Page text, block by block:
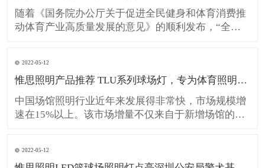
上。把握机遇相
随着《国务院办公厅关于促进全民健身和体育消费推
动体育产业高质量发展的意见》的顺利发布，“全民
运营必将加速改革，场馆的灯光照明系统的升级更是
迫在眉睫! 行业领跑 深耕10年 作为国内体育照明行业
的领
2022-05-12
惟思照明产品推荐 TLU系列球场灯，专为体育照明而生！
中国场馆照明行业近年来发展得非常快，市场规模增
速在15%以上。该市场增量不仅来自于新增场馆的建
照明领域的市场渗透率也快速提升，奥体中心训练场
2022-05-12